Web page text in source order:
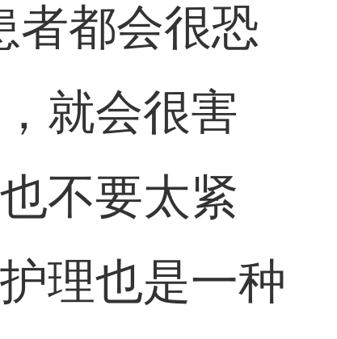
者都会很恐
就会很害
不要太紧
理也是一种